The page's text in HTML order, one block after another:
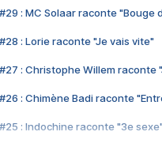
#29 : MC Solaar raconte "Bouge
#28 : Lorie raconte "Je vais vite"
#27 : Christophe Willem raconte
#26 : Chimène Badi raconte
#25 : Indochine raconte "3e sexe"